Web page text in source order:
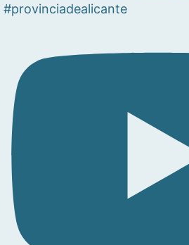
#provinciadealicante